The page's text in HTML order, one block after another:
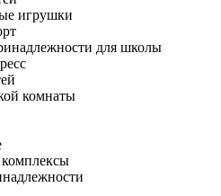
игрушки
для школы
комнаты